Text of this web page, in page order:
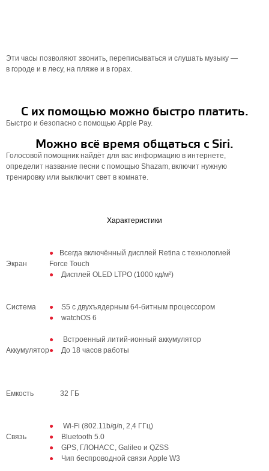
Эти часы позволяют звонить, переписываться и слушать музыку —
в городе и в лесу, на пляже и в горах.
С их помощью можно быстро платить.
Быстро и безопасно с помощью Apple Pay.
Можно всё время общаться с Siri.
Голосовой помощник найдёт для вас информацию в интернете,
определит название песни с помощью Shazam, включит нужную
тренировку или выключит свет в комнате.
Характеристики
Экран
Всегда включённый дисплей Retina с технологией
Force Touch
Дисплей OLED LTPO (1000 кд/м²)
Система
S5 с двухъядерным 64‑битным процессором
watchOS 6
Аккумулятор
Встроенный литий‑ионный аккумулятор
До 18 часов работы
Емкость 32 ГБ
Связь
Wi-Fi (802.11b/g/n, 2,4 ГГц)
Bluetooth 5.0
GPS, ГЛОНАСС, Galileo и QZSS
Чип беспроводной связи Apple W3